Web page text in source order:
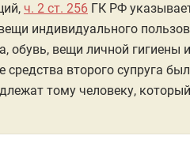
ч. 2 ст. 256 ГК РФ
индивидуального
обувь, вещи личной гигиены
второго супруга
тому человеку,